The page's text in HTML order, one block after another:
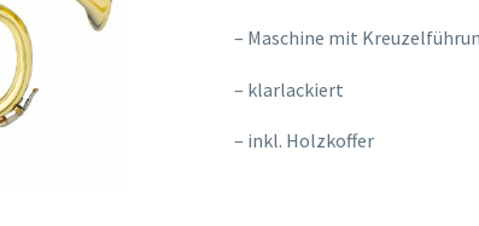
– Maschine mit
– klarlackiert
– inkl. Holzkoffer